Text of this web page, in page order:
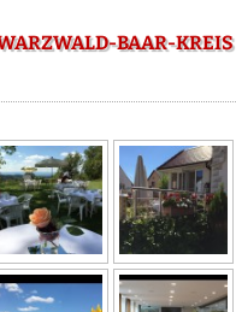
BAAR-KREIS